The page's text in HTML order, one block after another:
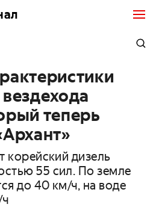
теперь
корейский дизель
55 сил. По земле
до 40 км/ч, на воде